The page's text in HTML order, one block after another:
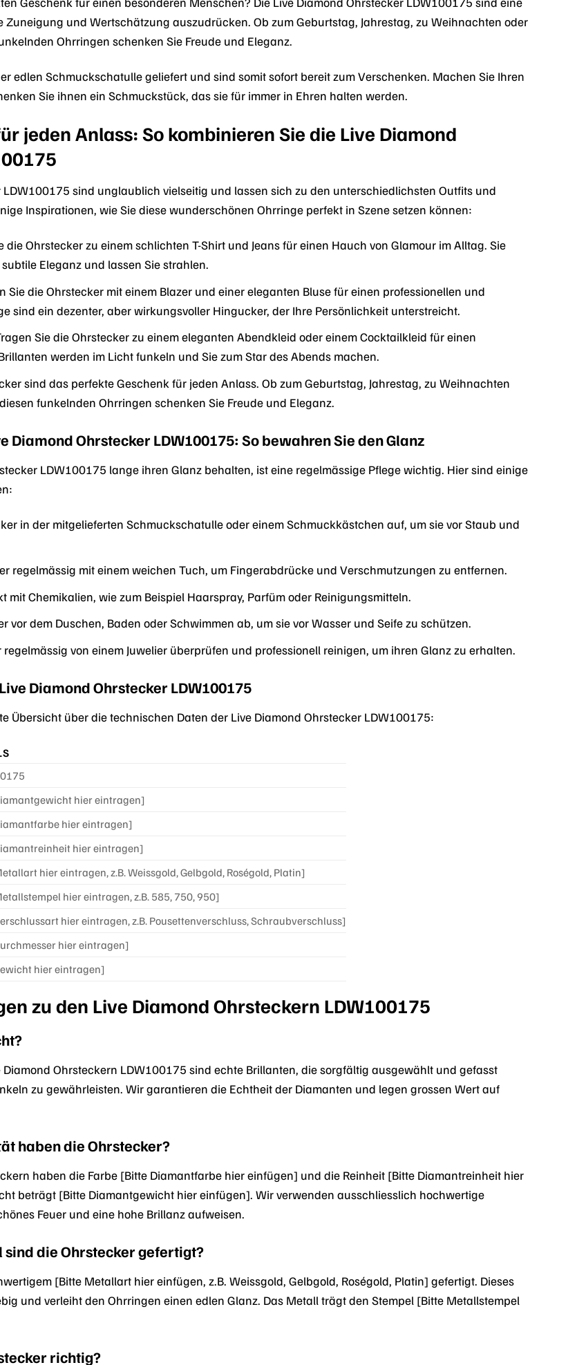
und Wertschätzung auszudrücken. Ob zum Geburtstag, Jahrestag, zu Weihnachten oder
Ohrringen schenken Sie Freude und Eleganz.
edlen Schmuckschatulle geliefert und sind somit sofort bereit zum Verschenken. Machen Sie Ihren
Sie ihnen ein Schmuckstück, das sie für immer in Ehren halten werden.
jeden Anlass: So kombinieren Sie die Live Diamond
LDW100175 sind unglaublich vielseitig und lassen sich zu den unterschiedlichsten Outfits und
Inspirationen, wie Sie diese wunderschönen Ohrringe perfekt in Szene setzen können:
die Ohrstecker zu einem schlichten T-Shirt und Jeans für einen Hauch von Glamour im Alltag. Sie
Eleganz und lassen Sie strahlen.
Sie die Ohrstecker mit einem Blazer und einer eleganten Bluse für einen professionellen und
sind ein dezenter, aber wirkungsvoller Hingucker, der Ihre Persönlichkeit unterstreicht.
Sie die Ohrstecker zu einem eleganten Abendkleid oder einem Cocktailkleid für einen
werden im Licht funkeln und Sie zum Star des Abends machen.
sind das perfekte Geschenk für jeden Anlass. Ob zum Geburtstag, Jahrestag, zu Weihnachten
funkelnden Ohrringen schenken Sie Freude und Eleganz.
Diamond Ohrstecker LDW100175: So bewahren Sie den Glanz
LDW100175 lange ihren Glanz behalten, ist eine regelmässige Pflege wichtig. Hier sind einige
in der mitgelieferten Schmuckschatulle oder einem Schmuckkästchen auf, um sie vor Staub und
regelmässig mit einem weichen Tuch, um Fingerabdrücke und Verschmutzungen zu entfernen.
mit Chemikalien, wie zum Beispiel Haarspray, Parfüm oder Reinigungsmitteln.
vor dem Duschen, Baden oder Schwimmen ab, um sie vor Wasser und Seife zu schützen.
regelmässig von einem Juwelier überprüfen und professionell reinigen, um ihren Glanz zu erhalten.
Diamond Ohrstecker LDW100175
Übersicht über die technischen Daten der Live Diamond Ohrstecker LDW100175:
hier eintragen]
hier eintragen]
hier eintragen]
hier eintragen, z.B. Weissgold, Gelbgold, Roségold, Platin]
hier eintragen, z.B. 585, 750, 950]
hier eintragen, z.B. Pousettenverschluss, Schraubverschluss]
hier eintragen]
hier eintragen]
zu den Live Diamond Ohrsteckern LDW100175
Diamond Ohrsteckern LDW100175 sind echte Brillanten, die sorgfältig ausgewählt und gefasst
zu gewährleisten. Wir garantieren die Echtheit der Diamanten und legen grossen Wert auf
haben die Ohrstecker?
haben die Farbe [Bitte Diamantfarbe hier einfügen] und die Reinheit [Bitte Diamantreinheit hier
beträgt [Bitte Diamantgewicht hier einfügen]. Wir verwenden ausschliesslich hochwertige
Feuer und eine hohe Brillanz aufweisen.
die Ohrstecker gefertigt?
[Bitte Metallart hier einfügen, z.B. Weissgold, Gelbgold, Roségold, Platin] gefertigt. Dieses
und verleiht den Ohrringen einen edlen Glanz. Das Metall trägt den Stempel [Bitte Metallstempel
richtig?